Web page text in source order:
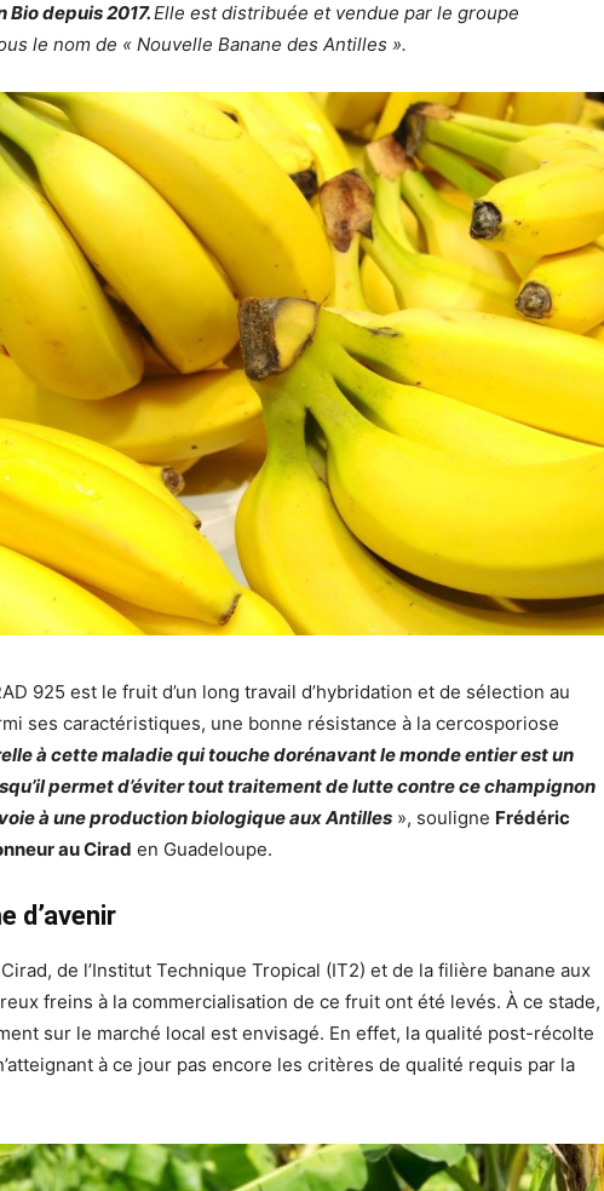
depuis 2017.Elle est distribuée et vendue par le groupe
le nom de « Nouvelle Banane des Antilles ».
925 est le fruit d’un long travail d’hybridation et de sélection au
ses caractéristiques, une bonne résistance à la cercosporiose
à cette maladie qui touche dorénavant le monde entier est un
permet d’éviter tout traitement de lutte contre ce champignon
à une production biologique aux Antilles », souligne Frédéric
au Cirad en Guadeloupe.
d’avenir
de l’Institut Technique Tropical (IT2) et de la filière banane aux
freins à la commercialisation de ce fruit ont été levés. À ce stade,
sur le marché local est envisagé. En effet, la qualité post-récolte
à ce jour pas encore les critères de qualité requis par la